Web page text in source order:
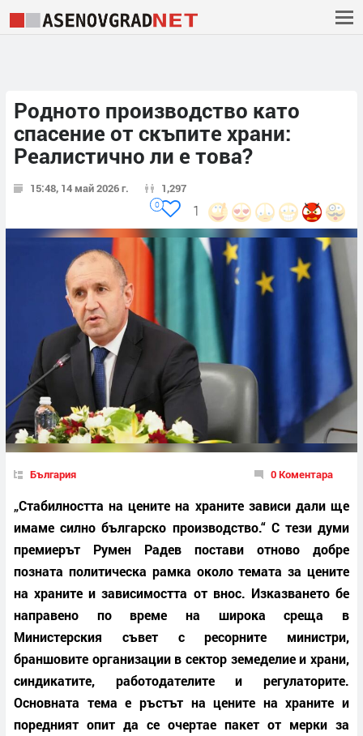
Родното производство като
спасение от скъпите храни:
Реалистично ли е това?
15:48, 14 май 2026 г. 1,297
1
0
България 0 Коментара
„Стабилността на цените на храните зависи дали ще
имаме силно българско производство.“ С тези думи
премиерът Румен Радев постави отново добре
позната политическа рамка около темата за цените
на храните и зависимостта от внос. Изказването бе
направено по време на широка среща в
Министерския съвет с ресорните министри,
браншовите организации в сектор земеделие и храни,
синдикатите, работодателите и регулаторите.
Основната тема е ръстът на цените на храните и
поредният опит да се очертае пакет от мерки за